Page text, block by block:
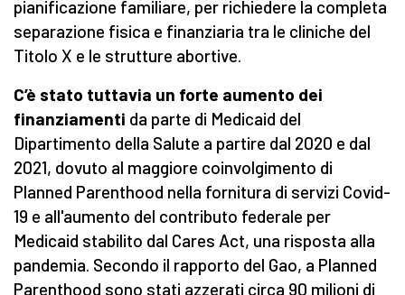
pianificazione familiare, per richiedere la completa
separazione fisica e finanziaria tra le cliniche del
Titolo X e le strutture abortive.
C’è stato tuttavia un forte aumento dei
finanziamenti da parte di Medicaid del
Dipartimento della Salute a partire dal 2020 e dal
2021, dovuto al maggiore coinvolgimento di
Planned Parenthood nella fornitura di servizi Covid-
19 e all'aumento del contributo federale per
Medicaid stabilito dal Cares Act, una risposta alla
pandemia. Secondo il rapporto del Gao, a Planned
Parenthood sono stati azzerati circa 90 milioni di